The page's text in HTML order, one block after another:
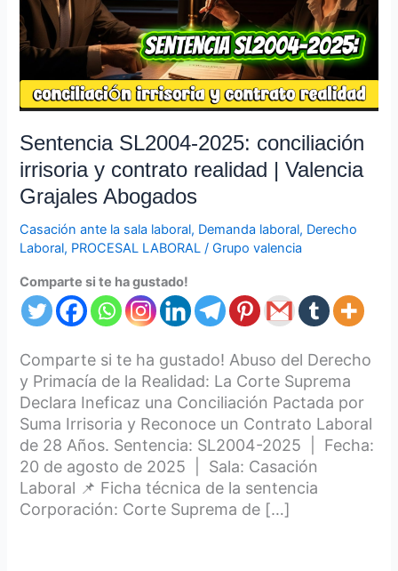
Sentencia SL2004-2025: conciliación
irrisoria y contrato realidad | Valencia
Grajales Abogados
Casación ante la sala laboral, Demanda laboral, Derecho
Laboral, PROCESAL LABORAL /Grupo valencia
Comparte si te ha gustado!
Comparte si te ha gustado! Abuso del Derecho
y Primacía de la Realidad: La Corte Suprema
Declara Ineficaz una Conciliación Pactada por
Suma Irrisoria y Reconoce un Contrato Laboral
de 28 Años. Sentencia: SL2004-2025 | Fecha:
20 de agosto de 2025 | Sala: Casación
Laboral 📌 Ficha técnica de la sentencia
Corporación: Corte Suprema de […]
y
contrato
realidad
|
Valencia
Abogados